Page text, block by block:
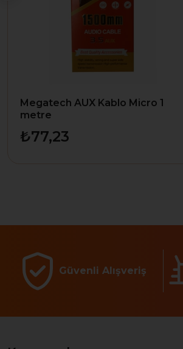
Megatech AUX Kablo Micro 1
metre
₺77,23
Güvenli Alışveriş